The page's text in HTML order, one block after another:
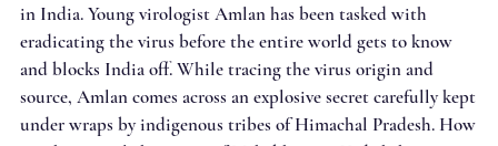
in India. Young virologist Amlan has been tasked with
eradicating the virus before the entire world gets to know
and blocks India off. While tracing the virus origin and
source, Amlan comes across an explosive secret carefully kept
under wraps by indigenous tribes of Himachal Pradesh. How